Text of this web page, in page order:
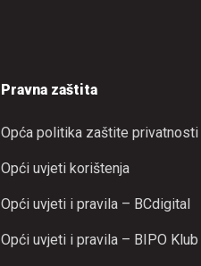
Pravna zaštita
Opća politika zaštite privatnosti
Opći uvjeti korištenja
Opći uvjeti i pravila – BCdigital
Opći uvjeti i pravila – BIPO Klub